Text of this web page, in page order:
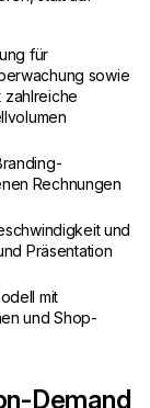
für
sowie
zahlreiche
Rechnungen
und
Präsentation
mit
und Shop-
Demand